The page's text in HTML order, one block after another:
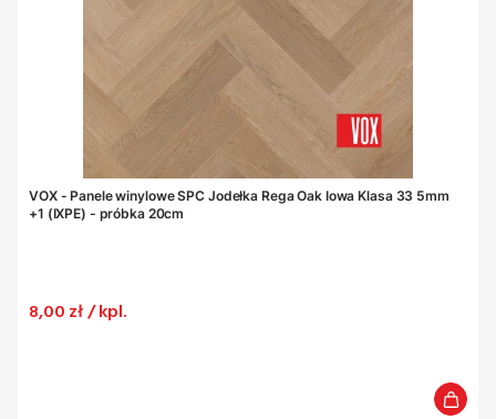
VOX - Panele winylowe SPC Jodełka Rega Oak Iowa Klasa 33 5mm
+1 (IXPE) - próbka 20cm
Cena
8,00 zł / kpl.